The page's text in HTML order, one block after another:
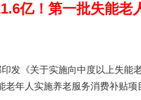
亿！第一批失能老
《关于实施向中度以上失能
年人实施养老服务消费补贴项